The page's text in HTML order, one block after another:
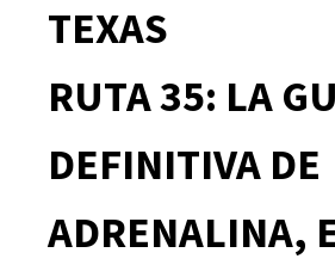
TEXAS
RUTA 35: LA
DEFINITIVA DE
ADRENALINA,